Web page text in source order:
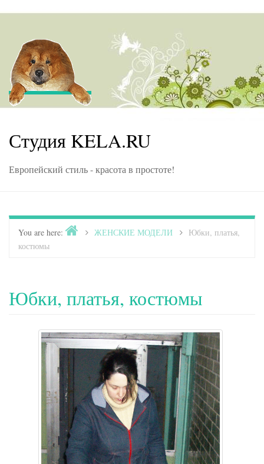
Студия KELA.RU
Европейский стиль - красота в простоте!
You are here: HomeЖЕНСКИЕ МОДЕЛИ
Юбки, платья,
костюмы
Юбки, платья, костюмы